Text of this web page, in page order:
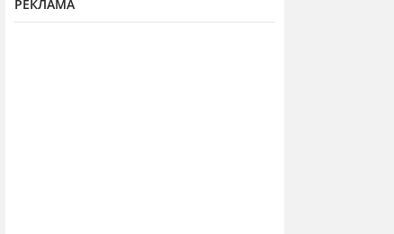
РЕКЛАМА